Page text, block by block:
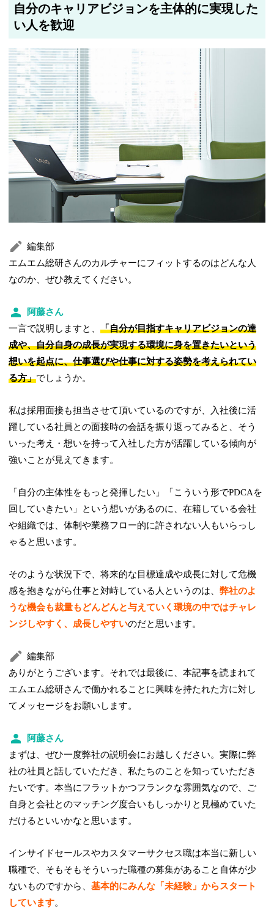
自分のキャリアビジョンを主体的に実現した
い人を歓迎
編集部
エムエム総研さんのカルチャーにフィットするのはどんな人
なのか、ぜひ教えてください。
阿藤さん
一言で説明しますと、「自分が目指すキャリアビジョンの達
成や、自分自身の成長が実現する環境に身を置きたいという
想いを起点に、仕事選びや仕事に対する姿勢を考えられてい
る方」でしょうか。
私は採用面接も担当させて頂いているのですが、入社後に活
躍している社員との面接時の会話を振り返ってみると、そう
いった考え・想いを持って入社した方が活躍している傾向が
強いことが見えてきます。
「自分の主体性をもっと発揮したい」「こういう形でPDCAを
回していきたい」という想いがあるのに、在籍している会社
や組織では、体制や業務フロー的に許されない人もいらっし
ゃると思います。
そのような状況下で、将来的な目標達成や成長に対して危機
感を抱きながら仕事と対峙している人というのは、弊社のよ
うな機会も裁量もどんどんと与えていく環境の中ではチャレ
ンジしやすく、成長しやすいのだと思います。
編集部
ありがとうございます。それでは最後に、本記事を読まれて
エムエム総研さんで働かれることに興味を持たれた方に対し
てメッセージをお願いします。
阿藤さん
まずは、ぜひ一度弊社の説明会にお越しください。実際に弊
社の社員と話していただき、私たちのことを知っていただき
たいです。本当にフラットかつフランクな雰囲気なので、ご
自身と会社とのマッチング度合いもしっかりと見極めていた
だけるといいかなと思います。
インサイドセールスやカスタマーサクセス職は本当に新しい
職種で、そもそもそういった職種の募集があること自体が少
ないものですから、基本的にみんな「未経験」からスタート
しています。